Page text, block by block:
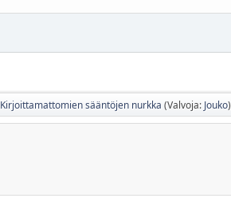
Kirjoittamattomien sääntöjen nurkka (Valvoja: Jouko)